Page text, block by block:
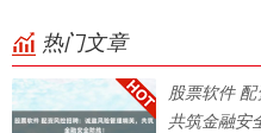
热门文章
股票软件
共筑金融安